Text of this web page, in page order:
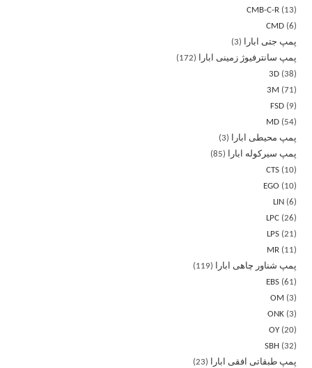
CMB-C-R
13
CMD 6
پمپ جتی ابارا
3
پمپ سانترفیوژ زمینی ابارا
172
3D 38
3M
71
FSD
9
MD
54
پمپ محیطی ابارا
3
پمپ سیرکوله ابارا
85
CTS
10
EGO
10
LIN
6
LPC 26
LPS 21
MR
11
پمپ شناور چاهی ابارا
119
EBS 61
OM
3
ONK 3
OY 20
SBH
32
پمپ طبقاتی افقی ابارا
23